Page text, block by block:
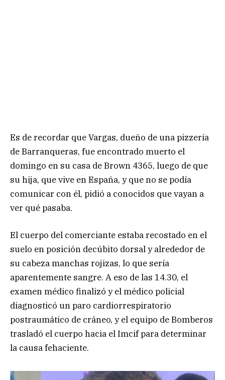
Es de recordar que Vargas, dueño de una pizzería
de Barranqueras, fue encontrado muerto el
domingo en su casa de Brown 4365, luego de que
su hija, que vive en España, y que no se podía
comunicar con él, pidió a conocidos que vayan a
ver qué pasaba.
El cuerpo del comerciante estaba recostado en el
suelo en posición decúbito dorsal y alrededor de
su cabeza manchas rojizas, lo que sería
aparentemente sangre. A eso de las 14.30, el
examen médico finalizó y el médico policial
diagnosticó un paro cardiorrespiratorio
postraumático de cráneo, y el equipo de Bomberos
trasladó el cuerpo hacia el Imcif para determinar
la causa fehaciente.